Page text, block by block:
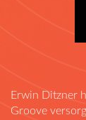
Erwin Ditzner
Groove